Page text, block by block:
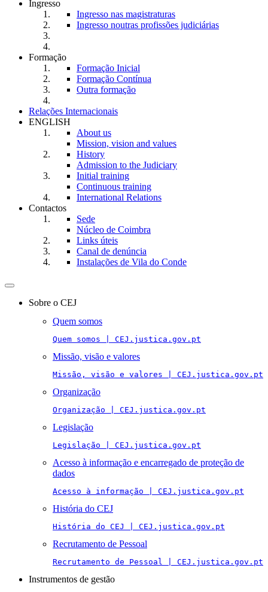
Ingresso
Ingresso nas magistraturas
Ingresso noutras profissões judiciárias
Formação
Formação Inicial
Formação Contínua
Outra formação
Relações Internacionais
ENGLISH
About us
Mission, vision and values
History
Admission to the Judiciary
Initial training
Continuous training
International Relations
Contactos
Sede
Núcleo de Coimbra
Links úteis
Canal de denúncia
Instalações de Vila do Conde
Toggle
navigationSobre o CEJ
Quem somos
Quem somos | CEJ.justica.gov.pt
Missão, visão e valores
Missão, visão e valores | CEJ.justica.gov.pt
Organização
Organização | CEJ.justica.gov.pt
Legislação
Legislação | CEJ.justica.gov.pt
Acesso à informação e encarregado de proteção de
dados
Acesso à informação | CEJ.justica.gov.pt
História do CEJ
História do CEJ | CEJ.justica.gov.pt
Recrutamento de Pessoal
Recrutamento de Pessoal | CEJ.justica.gov.pt
Instrumentos de gestão